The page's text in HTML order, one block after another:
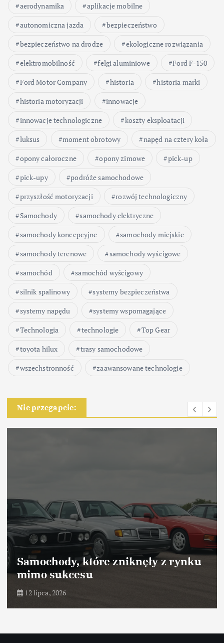
aerodynamika
aplikacje mobilne
autonomiczna jazda
bezpieczeństwo
bezpieczeństwo na drodze
ekologiczne rozwiązania
elektromobilność
felgi aluminiowe
Ford F-150
Ford Motor Company
historia
historia marki
historia motoryzacji
innowacje
innowacje technologiczne
koszty eksploatacji
luksus
moment obrotowy
napęd na cztery koła
opony całoroczne
opony zimowe
pick-up
pick-upy
podróże samochodowe
przyszłość motoryzacji
rozwój technologiczny
Samochody
samochody elektryczne
samochody koncepcyjne
samochody miejskie
samochody terenowe
samochody wyścigowe
samochód
samochód wyścigowy
silnik spalinowy
systemy bezpieczeństwa
systemy napędu
systemy wspomagające
Technologia
technologie
Top Gear
toyota hilux
trasy samochodowe
wszechstronność
zaawansowane technologie
Nie przegapcie:
Samochody, które zniknęły z rynku
mimo sukcesu
12 lipca, 2026